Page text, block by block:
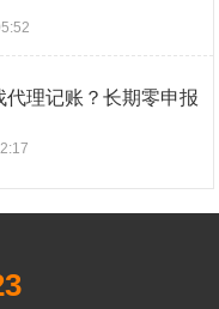
代理记账？长期零申报